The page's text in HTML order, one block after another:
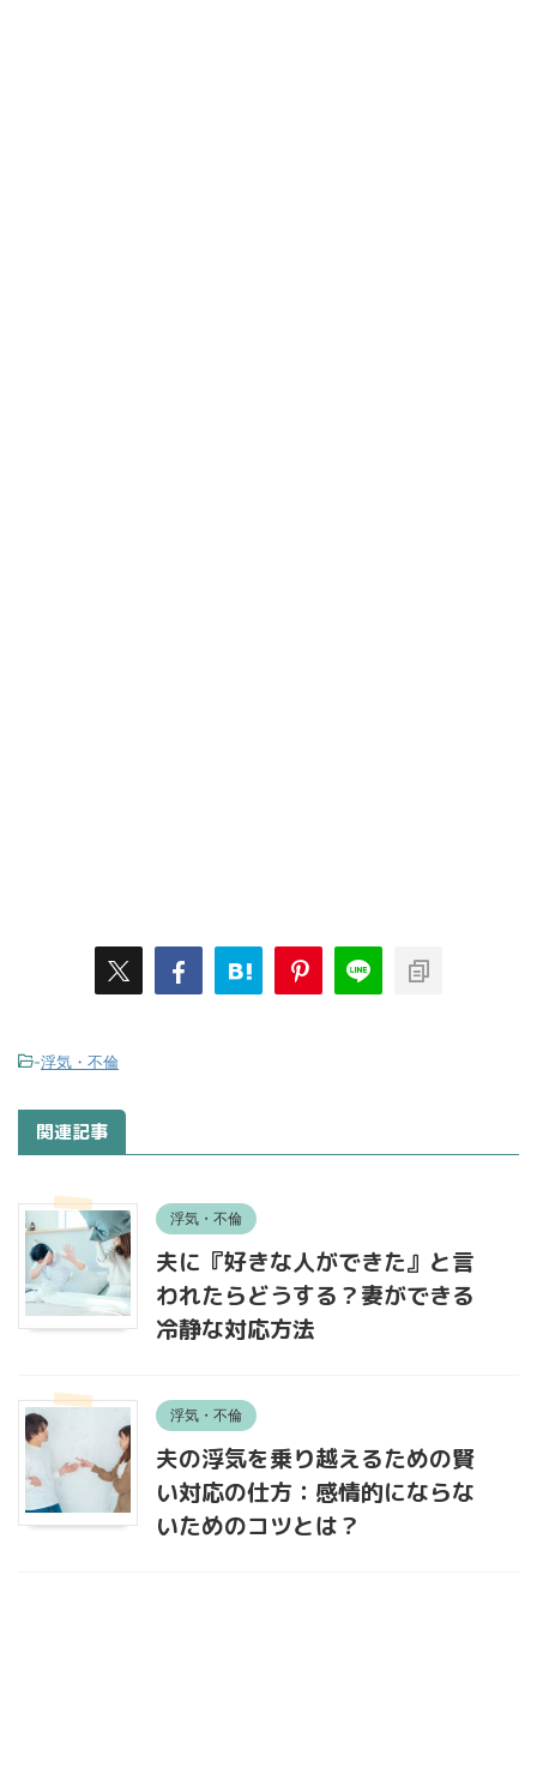
-浮気・不倫
関連記事
浮気・不倫
夫に『好きな人ができた』と言
われたらどうする？妻ができる
冷静な対応方法
浮気・不倫
夫の浮気を乗り越えるための賢
い対応の仕方：感情的にならな
いためのコツとは？